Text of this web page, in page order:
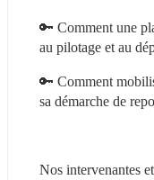
🔑 Comment une
au pilotage et au
🔑 Comment
sa démarche de
Nos intervenantes